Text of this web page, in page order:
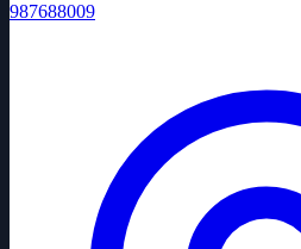
987688009